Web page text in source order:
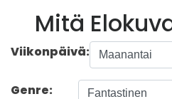
Mitä
Viikonpäivä:
Genre: